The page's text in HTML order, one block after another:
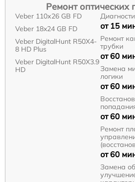
Ремонт оптических
Veber 110х26 GB FD
Veber 18x24 GB FD
Veber DigitalHunt R50X4-
8 HD Plus
Veber DigitalHunt R50X3.9
HD
от 15
Ремонт
трубки
от 60
Замена
логики
от 60
от 60
Ремонт
от 60
Замена